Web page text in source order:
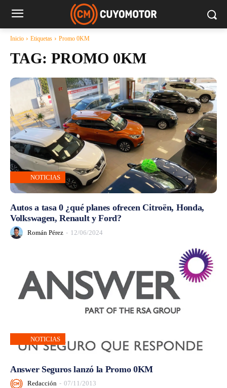
Inicio Etiquetas Promo 0KM
TAG: PROMO 0KM
NOTICIAS
Autos a tasa 0 ¿qué planes ofrecen Citroën, Honda,
Volkswagen, Renault y Ford?
Román Pérez - 12/06/2024
NOTICIAS
Answer Seguros lanzó la Promo 0KM
Redacción - 07/11/2013